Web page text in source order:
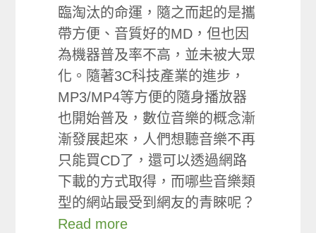
臨淘汰的命運，隨之而起的是攜
帶方便、音質好的MD，但也因
為機器普及率不高，並未被大眾
化。隨著3C科技產業的進步，
MP3/MP4等方便的隨身播放器
也開始普及，數位音樂的概念漸
漸發展起來，人們想聽音樂不再
只能買CD了，還可以透過網路
下載的方式取得，而哪些音樂類
型的網站最受到網友的青睞呢？
Read more